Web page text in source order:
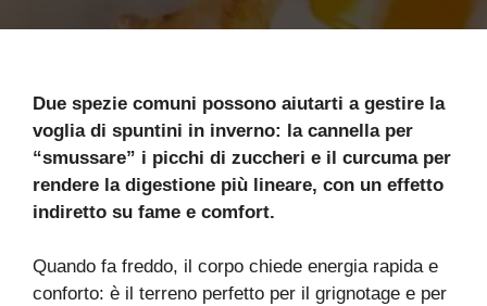
Due spezie comuni possono aiutarti a gestire la
voglia di spuntini in inverno: la cannella per
“smussare” i picchi di zuccheri e il curcuma per
rendere la digestione più lineare, con un effetto
indiretto su fame e comfort.
Quando fa freddo, il corpo chiede energia rapida e
conforto: è il terreno perfetto per il grignotage e per